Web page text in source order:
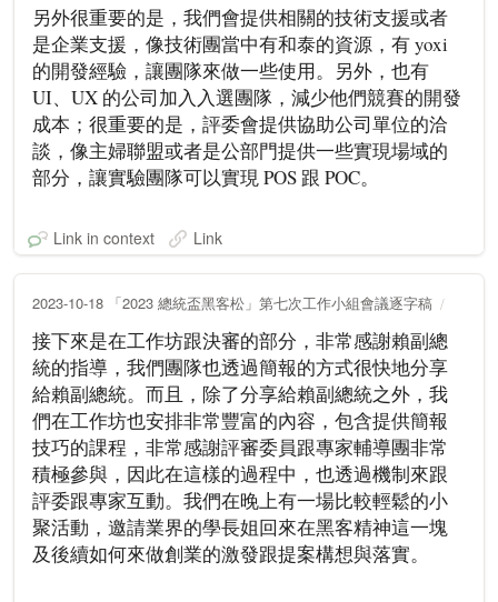
另外很重要的是，我們會提供相關的技術支援或者
是企業支援，像技術團當中有和泰的資源，有 yoxi
的開發經驗，讓團隊來做一些使用。另外，也有
UI、UX 的公司加入入選團隊，減少他們競賽的開發
成本；很重要的是，評委會提供協助公司單位的洽
談，像主婦聯盟或者是公部門提供一些實現場域的
部分，讓實驗團隊可以實現 POS 跟 POC。
Link in context Link
2023-10-18 「2023 總統盃黑客松」第七次工作小組會議逐字稿
接下來是在工作坊跟決審的部分，非常感謝賴副總
統的指導，我們團隊也透過簡報的方式很快地分享
給賴副總統。而且，除了分享給賴副總統之外，我
們在工作坊也安排非常豐富的內容，包含提供簡報
技巧的課程，非常感謝評審委員跟專家輔導團非常
積極參與，因此在這樣的過程中，也透過機制來跟
評委跟專家互動。我們在晚上有一場比較輕鬆的小
聚活動，邀請業界的學長姐回來在黑客精神這一塊
及後續如何來做創業的激發跟提案構想與落實。